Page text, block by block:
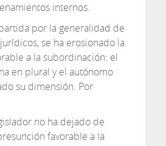
internos.
por la generalidad de
se ha erosionado la
a la subordinación: el
en plural y el autónomo
su dimensión. Por
no ha dejado de
favorable a la